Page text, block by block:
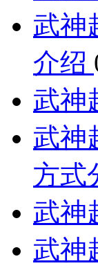
武神
介绍
武神
武神
方式
武神
武神